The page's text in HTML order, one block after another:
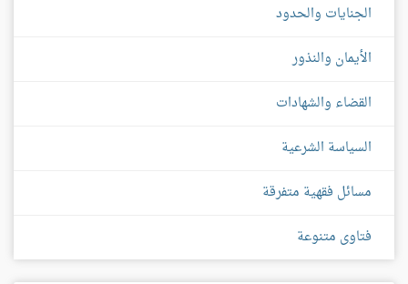
الجنايات والحدود
الأيمان والنذور
القضاء والشهادات
السياسة الشرعية
مسائل فقهية متفرقة
فتاوى متنوعة